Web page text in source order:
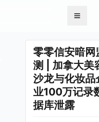
零零信安暗网
测 | 加拿大美
沙龙与化妆品
业100万记录
据库泄露